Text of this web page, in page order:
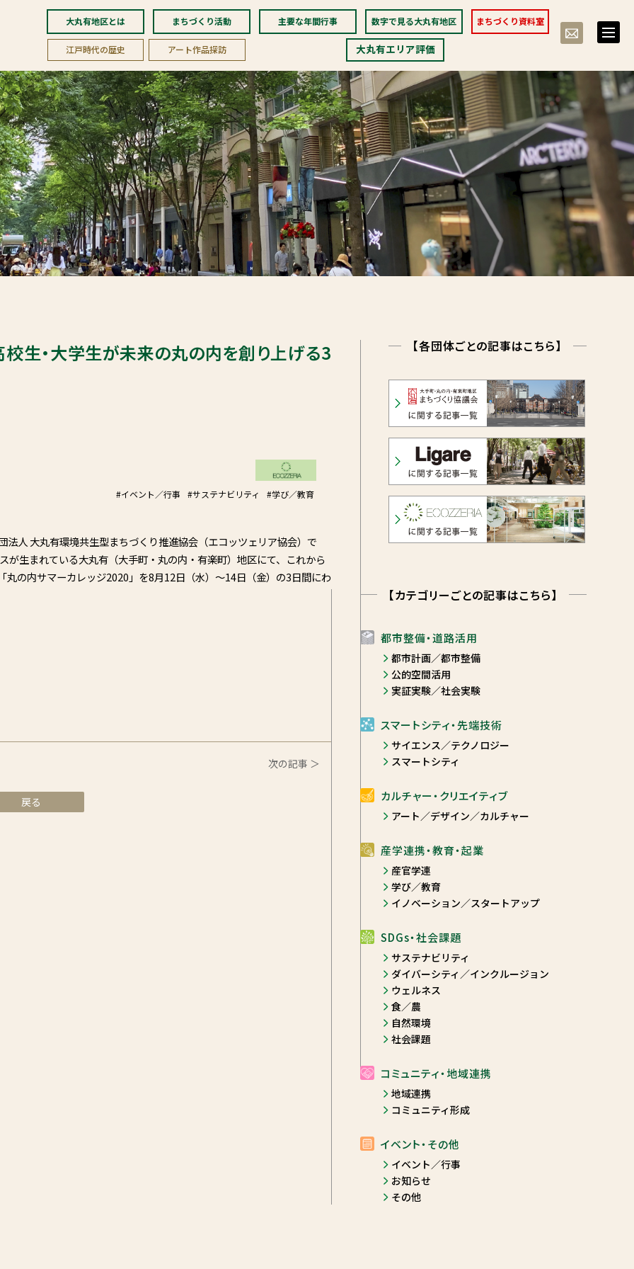
toggle
大丸有地区とは まちづくり活動 主要な年間行事 数字で見る大丸有地区 まちづくり資料室
江戸時代の歴史 アート作品探訪 大丸有エリア評価
生・大学生が未来の丸の内を創り上げる3
#イベント／行事 #サステナビリティ #学び／教育
人 大丸有環境共生型まちづくり推進協会（エコッツェリア協会）で
生まれている大丸有（大手町・丸の内・有楽町）地区にて、これから
の内サマーカレッジ2020」を8月12日（水）～14日（金）の3日間にわ
次の記事 ＞
戻る
【各団体ごとの記事はこちら】
【カテゴリーごとの記事はこちら】
都市整備・道路活用
都市計画／都市整備
公的空間活用
実証実験／社会実験
スマートシティ・先端技術
サイエンス／テクノロジー
スマートシティ
カルチャー・クリエイティブ
アート／デザイン／カルチャー
産学連携・教育・起業
産官学連
学び／教育
イノベーション／スタートアップ
SDGs・社会課題
サステナビリティ
ダイバーシティ／インクルージョン
ウェルネス
食／農
自然環境
社会課題
コミュニティ・地域連携
地域連携
コミュニティ形成
イベント・その他
イベント／行事
お知らせ
その他